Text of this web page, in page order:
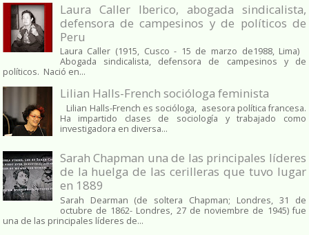
Laura Caller Iberico, abogada sindicalista,
defensora de campesinos y de políticos de
Peru
Laura Caller (1915, Cusco - 15 de marzo de1988, Lima)
Abogada sindicalista, defensora de campesinos y de
políticos. Nació en...
Lilian Halls-French socióloga feminista
Lilian Halls-French es socióloga, asesora política francesa.
Ha impartido clases de sociología y trabajado como
investigadora en diversa...
Sarah Chapman una de las principales líderes
de la huelga de las cerilleras que tuvo lugar
en 1889
Sarah Dearman (de soltera Chapman; Londres, 31 de
octubre de 1862​- Londres, 27 de noviembre de 1945)​ fue
una de las principales líderes de...